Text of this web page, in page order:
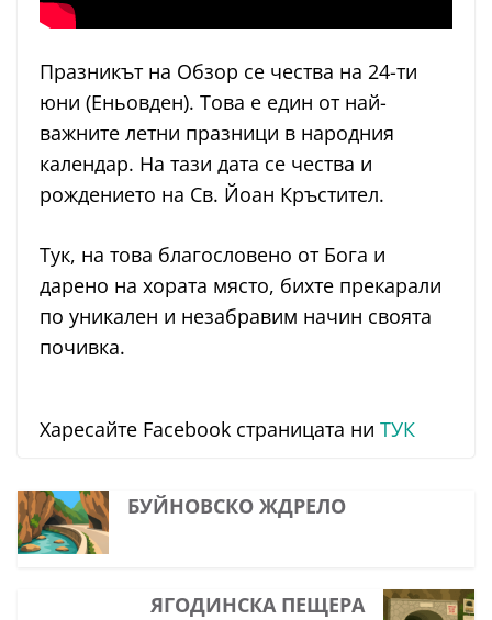
Празникът на Обзор се чества на 24-ти
юни (Еньовден). Това е един от най-
важните летни празници в народния
календар. На тази дата се чества и
рождението на Св. Йоан Кръстител.
Тук, на това благословено от Бога и
дарено на хората място, бихте прекарали
по уникален и незабравим начин своята
почивка.
Харесайте Facebook страницата ни ТУК
БУЙНОВСКО ЖДРЕЛО
ЯГОДИНСКА ПЕЩЕРА